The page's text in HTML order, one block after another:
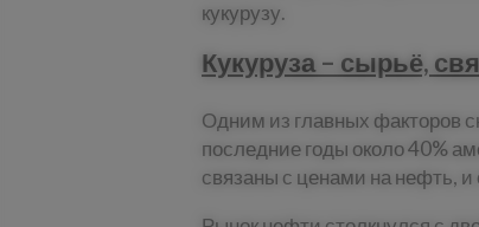
кукурузу.
Кукуруза – сырьё,
Одним из главных факторов
последние годы около 40%
связаны с ценами на нефть,